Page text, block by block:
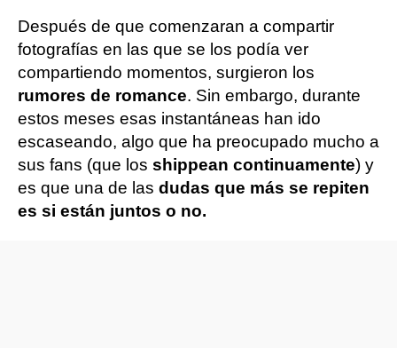
Después de que comenzaran a compartir
fotografías en las que se los podía ver
compartiendo momentos, surgieron los
rumores de romance. Sin embargo, durante
estos meses esas instantáneas han ido
escaseando, algo que ha preocupado mucho a
sus fans (que los shippean continuamente) y
es que una de las dudas que más se repiten
es si están juntos o no.